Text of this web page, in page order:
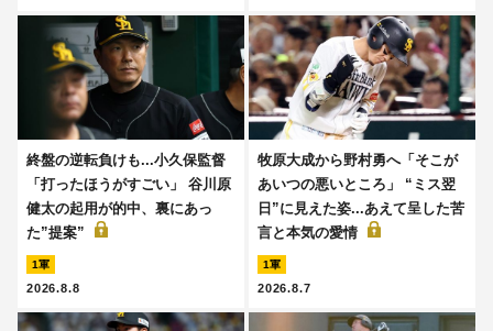
終盤の逆転負けも...小久保監督
「打ったほうがすごい」 谷川原
健太の起用が的中、裏にあっ
た”提案”
1軍
2026.8.8
牧原大成から野村勇へ「そこが
あいつの悪いところ」 “ミス翌
日”に見えた姿...あえて呈した苦
言と本気の愛情
1軍
2026.8.7